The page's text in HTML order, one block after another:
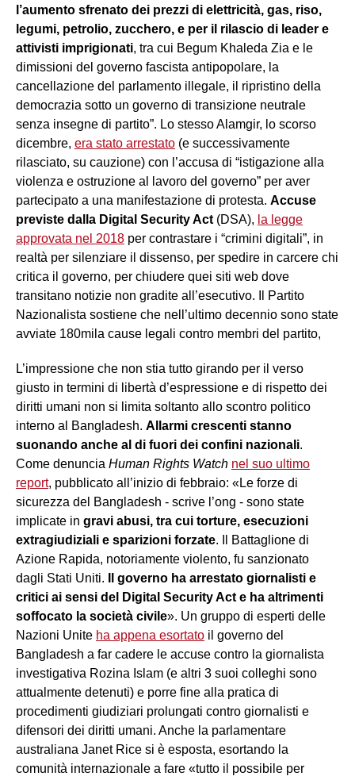
l’aumento sfrenato dei prezzi di elettricità, gas, riso,
legumi, petrolio, zucchero, e per il rilascio di leader e
attivisti imprigionati, tra cui Begum Khaleda Zia e le
dimissioni del governo fascista antipopolare, la
cancellazione del parlamento illegale, il ripristino della
democrazia sotto un governo di transizione neutrale
senza insegne di partito”. Lo stesso Alamgir, lo scorso
dicembre, era stato arrestato (e successivamente
rilasciato, su cauzione) con l’accusa di “istigazione alla
violenza e ostruzione al lavoro del governo” per aver
partecipato a una manifestazione di protesta. Accuse
previste dalla Digital Security Act (DSA), la legge
approvata nel 2018 per contrastare i “crimini digitali”, in
realtà per silenziare il dissenso, per spedire in carcere chi
critica il governo, per chiudere quei siti web dove
transitano notizie non gradite all’esecutivo. Il Partito
Nazionalista sostiene che nell’ultimo decennio sono state
avviate 180mila cause legali contro membri del partito,
L’impressione che non stia tutto girando per il verso
giusto in termini di libertà d’espressione e di rispetto dei
diritti umani non si limita soltanto allo scontro politico
interno al Bangladesh. Allarmi crescenti stanno
suonando anche al di fuori dei confini nazionali.
Come denuncia Human Rights Watch nel suo ultimo
report, pubblicato all’inizio di febbraio: «Le forze di
sicurezza del Bangladesh - scrive l’ong - sono state
implicate in gravi abusi, tra cui torture, esecuzioni
extragiudiziali e sparizioni forzate. Il Battaglione di
Azione Rapida, notoriamente violento, fu sanzionato
dagli Stati Uniti.
Il governo ha arrestato giornalisti e
critici ai sensi del Digital Security Act e ha altrimenti
soffocato la società civile». Un gruppo di esperti delle
Nazioni Unite ha appena esortato il governo del
Bangladesh a far cadere le accuse contro la giornalista
investigativa Rozina Islam (e altri 3 suoi colleghi sono
attualmente detenuti) e porre fine alla pratica di
procedimenti giudiziari prolungati contro giornalisti e
difensori dei diritti umani. Anche la parlamentare
australiana Janet Rice si è esposta, esortando la
comunità internazionale a fare «tutto il possibile per